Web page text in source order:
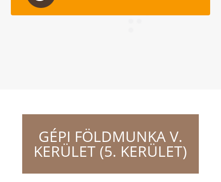
GÉPI FÖLDMUNKA V.
KERÜLET (5. KERÜLET)